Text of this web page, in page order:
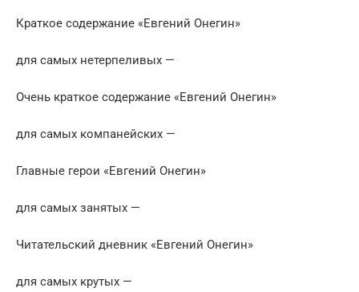
Краткое содержание «Евгений Онегин»
для самых нетерпеливых —
Очень краткое содержание «Евгений Онегин»
для самых компанейских —
Главные герои «Евгений Онегин»
для самых занятых —
Читательский дневник «Евгений Онегин»
для самых крутых —